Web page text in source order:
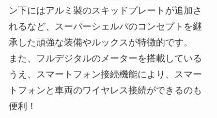
ン下にはアルミ製のスキッドプレートが追加さ
れるなど、スーパーシェルパのコンセプトを継
承した頑強な装備やルックスが特徴的です。
また、フルデジタルのメーターを搭載している
うえ、スマートフォン接続機能により、スマー
トフォンと車両のワイヤレス接続ができるのも
便利！